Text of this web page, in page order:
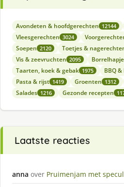
Avondeten & hoofdgerechten 12144
Vleesgerechten 3024
Soepen 2120 Toetjes &
Vis & zeevruchten 2095
Taarten, koek & gebak 1975 BBQ
Pasta & rijst 1419 Groenten 1312
Salades 1216 Gezonde recepten
Laatste reacties
anna over Pruimenjam met